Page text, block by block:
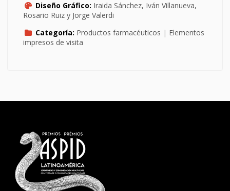
Diseño Gráfico: Iraida Sánchez, Iván Villanueva,
Rosario Ruiz y Jorge Valerdi
Categoría: Productos farmacéuticos | Elementos
impresos de visita